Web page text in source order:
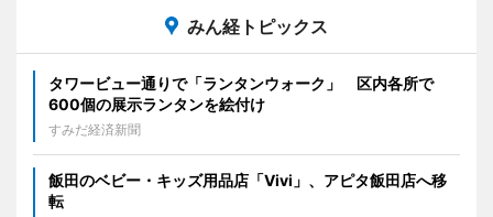
みん経トピックス
タワービュー通りで「ランタンウォーク」 区内各所で
600個の展示ランタンを絵付け
すみだ経済新聞
飯田のベビー・キッズ用品店「Vivi」、アピタ飯田店へ移
転